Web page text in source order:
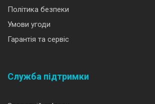
Політика безпеки
Умови угоди
Гарантія та сервіс
Служба підтримки